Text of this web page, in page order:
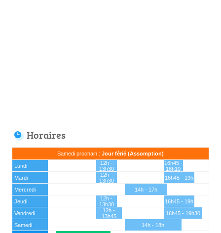
Horaires
Samedi prochain : Jour férié (Assomption)
Lundi
12h -
13h30
16h45 -
18h10
Mardi
12h -
13h30
16h45 - 19h
Mercredi
14h - 17h
Jeudi
12h -
13h30
16h45 - 19h
Vendredi
12h -
13h45
16h45 - 19h30
Samedi
14h - 18h